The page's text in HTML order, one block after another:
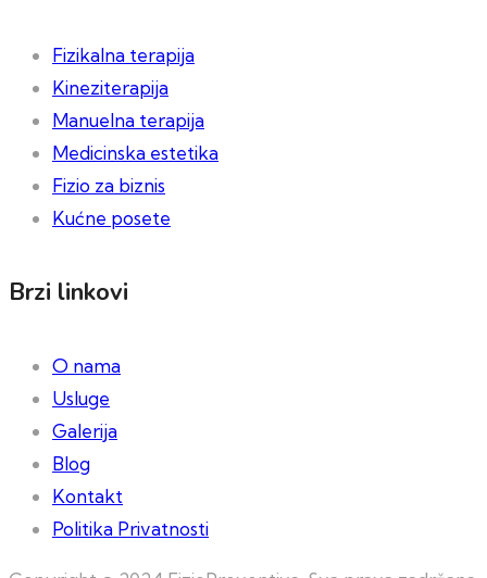
Fizikalna terapija
Kineziterapija
Manuelna terapija
Medicinska estetika
Fizio za biznis
Kućne posete
Brzi linkovi
O nama
Usluge
Galerija
Blog
Kontakt
Politika Privatnosti